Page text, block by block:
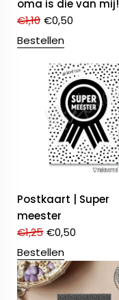
oma is die van mij!
€1,10 €0,50
Bestellen
Postkaart | Super
meester
€1,25 €0,50
Bestellen